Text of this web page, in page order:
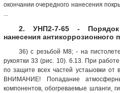
окончании очередного нанесения
2. УНП2-7-65 -
нанесения
36) с резьбой М8; - на
рукоятки 33 (рис. 10). 6.13. При
по защите всех частей устаыовки от
ВНИМАНИЕ! Попадание
компонентов, обогреваемые шланги,